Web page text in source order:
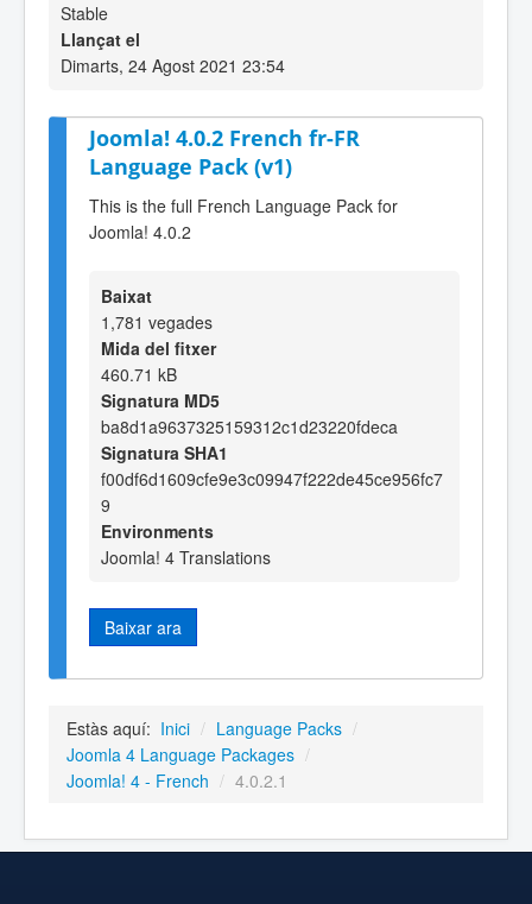
Stable
Llançat el
Dimarts, 24 Agost 2021 23:54
Joomla! 4.0.2 French fr-FR
Language Pack (v1)
This is the full French Language Pack for
Joomla! 4.0.2
Baixat
1,781 vegades
Mida del fitxer
460.71 kB
Signatura MD5
ba8d1a9637325159312c1d23220fdeca
Signatura SHA1
f00df6d1609cfe9e3c09947f222de45ce956fc7
9
Environments
Joomla! 4 Translations
Baixar ara
Estàs aquí: Inici / Language Packs /
Joomla 4 Language Packages /
Joomla! 4 - French / 4.0.2.1